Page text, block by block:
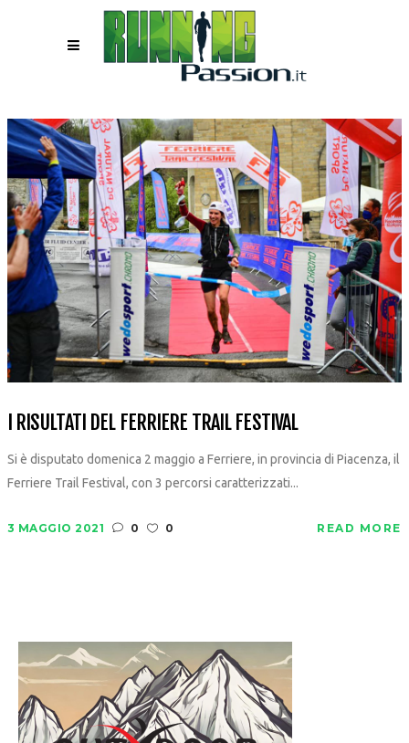
I RISULTATI DEL FERRIERE TRAIL FESTIVAL
Si è disputato domenica 2 maggio a Ferriere, in provincia di Piacenza, il
Ferriere Trail Festival, con 3 percorsi caratterizzati...
3 MAGGIO 2021 0 0 READ MORE